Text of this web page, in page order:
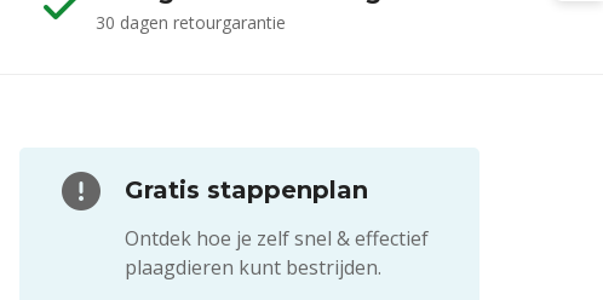
30 dagen retourgarantie
Gratis stappenplan
Ontdek hoe je zelf snel & effectief
plaagdieren kunt bestrijden.